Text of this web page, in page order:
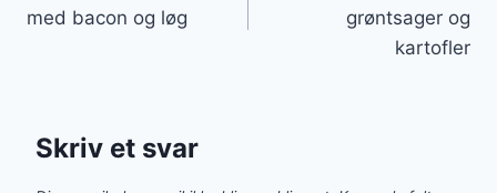
med bacon og løg
grøntsager og
kartofler
Skriv et svar